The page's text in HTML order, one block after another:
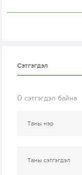
Сэтгэгдэл
0 сэтгэгдэл байна